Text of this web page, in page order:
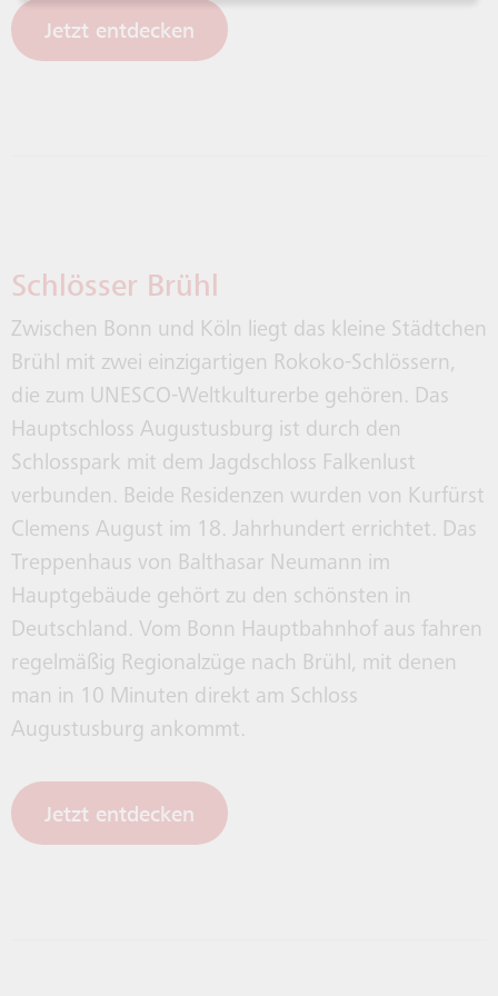
Jetzt entdecken
Schlösser Brühl
Zwischen Bonn und Köln liegt das kleine Städtchen
Brühl mit zwei einzigartigen Rokoko-Schlössern,
die zum UNESCO-Weltkulturerbe gehören. Das
Hauptschloss Augustusburg ist durch den
Schlosspark mit dem Jagdschloss Falkenlust
verbunden. Beide Residenzen wurden von Kurfürst
Clemens August im 18. Jahrhundert errichtet. Das
Treppenhaus von Balthasar Neumann im
Hauptgebäude gehört zu den schönsten in
Deutschland. Vom Bonn Hauptbahnhof aus fahren
regelmäßig Regionalzüge nach Brühl, mit denen
man in 10 Minuten direkt am Schloss
Augustusburg ankommt.
Jetzt entdecken